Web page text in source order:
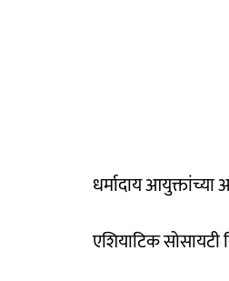
धर्मादाय
एशियाटिक